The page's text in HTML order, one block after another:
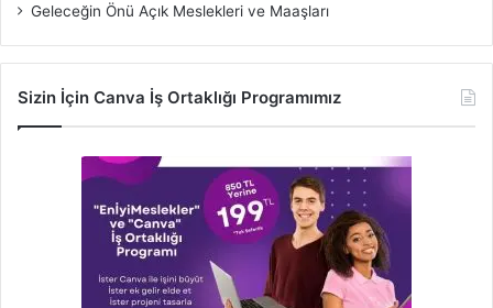
Geleceğin Önü Açık Meslekleri ve Maaşları
Sizin İçin Canva İş Ortaklığı Programımız